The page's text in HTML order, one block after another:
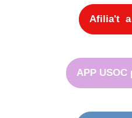
Afilia't a
APP